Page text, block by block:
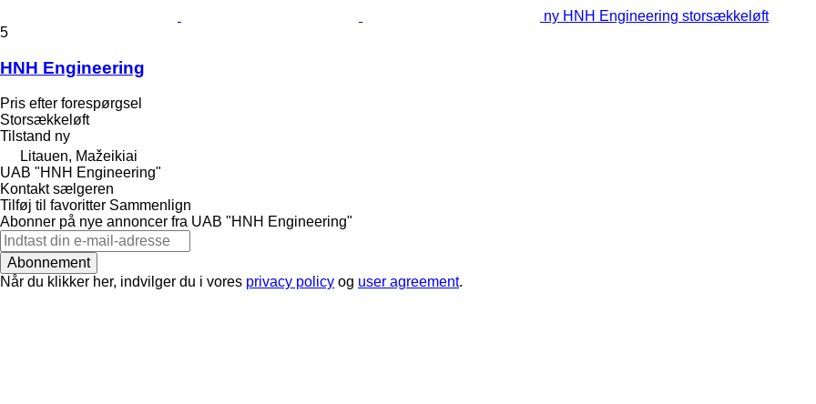
ny HNH Engineering storsækkeløft
5
HNH Engineering
Pris efter forespørgsel
Storsækkeløft
Tilstand ny
Litauen, Mažeikiai
UAB "HNH Engineering"
Kontakt sælgeren
Tilføj til favoritter Sammenlign
Abonner på nye annoncer fra UAB "HNH Engineering"
Abonnement
Når du klikker her, indvilger du i vores privacy policy og user agreement.